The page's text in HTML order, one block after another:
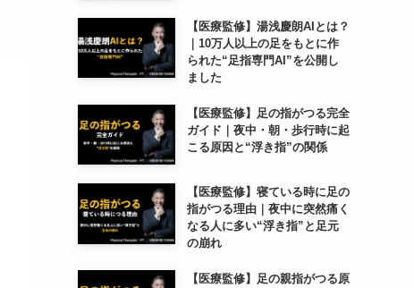
【医療監修】湯浅慶朗AIとは？
｜10万人以上の足をもとに作
られた“足指専門AI”を公開し
ました
【医療監修】足の指がつる完全
ガイド｜夜中・朝・歩行時に起
こる原因と“浮き指”の関係
【医療監修】寝ている時に足の
指がつる理由｜夜中に突然痛く
なる人に多い“浮き指”と足元
の崩れ
【医療監修】足の親指がつる原